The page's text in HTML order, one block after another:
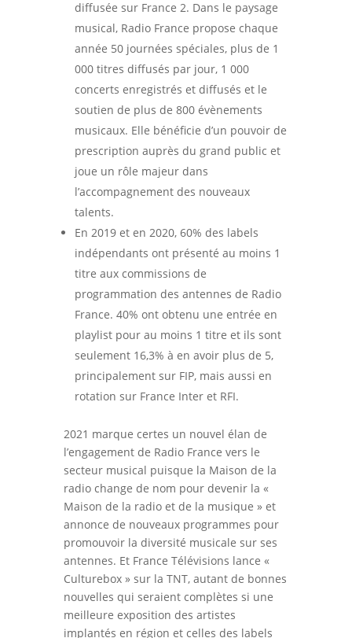
diffusée sur France 2. Dans le paysage
musical, Radio France propose chaque
année 50 journées spéciales, plus de 1
000 titres diffusés par jour, 1 000
concerts enregistrés et diffusés et le
soutien de plus de 800 évènements
musicaux. Elle bénéficie d’un pouvoir de
prescription auprès du grand public et
joue un rôle majeur dans
l’accompagnement des nouveaux
talents.
En 2019 et en 2020, 60% des labels
indépendants ont présenté au moins 1
titre aux commissions de
programmation des antennes de Radio
France. 40% ont obtenu une entrée en
playlist pour au moins 1 titre et ils sont
seulement 16,3% à en avoir plus de 5,
principalement sur FIP, mais aussi en
rotation sur France Inter et RFI.
2021 marque certes un nouvel élan de
l’engagement de Radio France vers le
secteur musical puisque la Maison de la
radio change de nom pour devenir la «
Maison de la radio et de la musique » et
annonce de nouveaux programmes pour
promouvoir la diversité musicale sur ses
antennes. Et France Télévisions lance «
Culturebox » sur la TNT, autant de bonnes
nouvelles qui seraient complètes si une
meilleure exposition des artistes
implantés en région et celles des labels